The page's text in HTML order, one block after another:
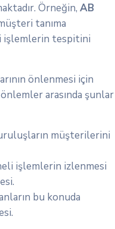
Örneğin, AB
tanıma
işlemlerin tespitini
önlenmesi için
arasında şunlar
müşterilerini
işlemlerin izlenmesi
bu konuda